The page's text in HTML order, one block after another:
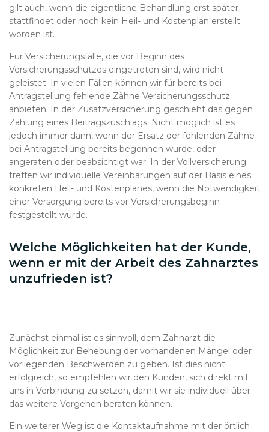
gilt auch, wenn die eigentliche Behandlung erst später
stattfindet oder noch kein Heil- und Kostenplan erstellt
worden ist.
Für Versicherungsfälle, die vor Beginn des
Versicherungsschutzes eingetreten sind, wird nicht
geleistet. In vielen Fällen können wir für bereits bei
Antragstellung fehlende Zähne Versicherungsschutz
anbieten. In der Zusatzversicherung geschieht das gegen
Zahlung eines Beitragszuschlags. Nicht möglich ist es
jedoch immer dann, wenn der Ersatz der fehlenden Zähne
bei Antragstellung bereits begonnen wurde, oder
angeraten oder beabsichtigt war. In der Vollversicherung
treffen wir individuelle Vereinbarungen auf der Basis eines
konkreten Heil- und Kostenplanes, wenn die Notwendigkeit
einer Versorgung bereits vor Versicherungsbeginn
festgestellt wurde.
Welche Möglichkeiten hat der Kunde,
wenn er mit der Arbeit des Zahnarztes
unzufrieden ist?
Zunächst einmal ist es sinnvoll, dem Zahnarzt die
Möglichkeit zur Behebung der vorhandenen Mängel oder
vorliegenden Beschwerden zu geben. Ist dies nicht
erfolgreich, so empfehlen wir den Kunden, sich direkt mit
uns in Verbindung zu setzen, damit wir sie individuell über
das weitere Vorgehen beraten können.
Ein weiterer Weg ist die Kontaktaufnahme mit der örtlich